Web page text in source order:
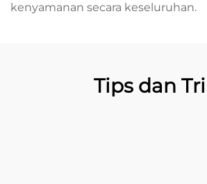
kenyamanan secara keseluruhan.
Tips dan